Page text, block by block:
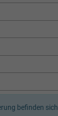
befinden sich